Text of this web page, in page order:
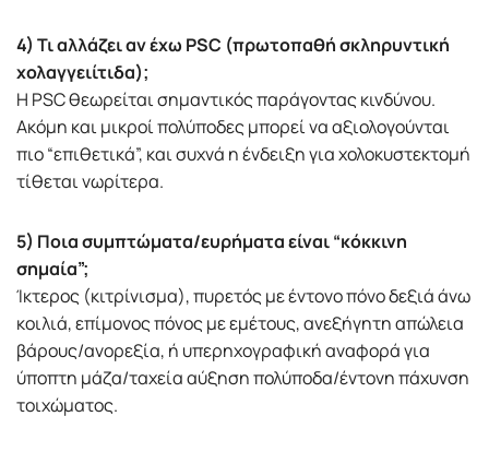
4) Τι αλλάζει αν έχω PSC (πρωτοπαθή σκληρυντική
χολαγγειίτιδα);
Η PSC θεωρείται σημαντικός παράγοντας κινδύνου.
Ακόμη και μικροί πολύποδες μπορεί να αξιολογούνται
πιο “επιθετικά”, και συχνά η ένδειξη για χολοκυστεκτομή
τίθεται νωρίτερα.
5) Ποια συμπτώματα/ευρήματα είναι “κόκκινη
σημαία”;
Ίκτερος (κιτρίνισμα), πυρετός με έντονο πόνο δεξιά άνω
κοιλιά, επίμονος πόνος με εμέτους, ανεξήγητη απώλεια
βάρους/ανορεξία, ή υπερηχογραφική αναφορά για
ύποπτη μάζα/ταχεία αύξηση πολύποδα/έντονη πάχυνση
τοιχώματος.